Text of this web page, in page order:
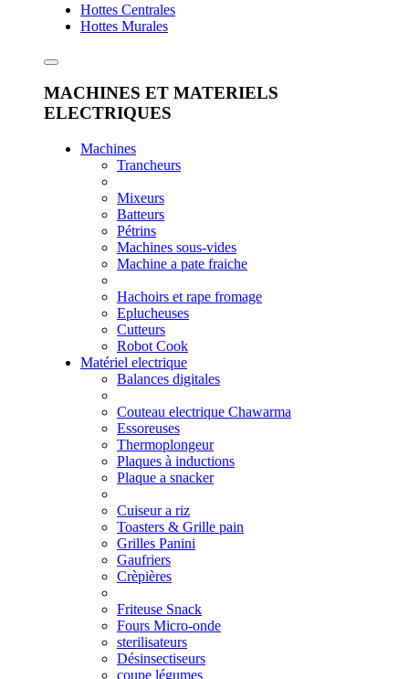
Hottes Centrales
Hottes Murales
MACHINES ET MATERIELS
ELECTRIQUES
Machines
Trancheurs
Mixeurs
Batteurs
Pétrins
Machines sous-vides
Machine a pate fraiche
Hachoirs et rape fromage
Eplucheuses
Cutteurs
Robot Cook
Matériel electrique
Balances digitales
Couteau electrique Chawarma
Essoreuses
Thermoplongeur
Plaques à inductions
Plaque a snacker
Cuiseur a riz
Toasters & Grille pain
Grilles Panini
Gaufriers
Crèpières
Friteuse Snack
Fours Micro-onde
sterilisateurs
Désinsectiseurs
coupe légumes